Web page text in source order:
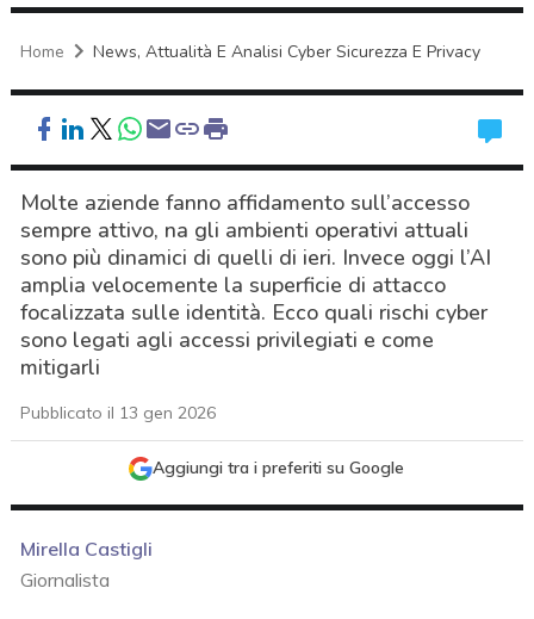
Home News, Attualità E Analisi Cyber Sicurezza E Privacy
Molte aziende fanno affidamento sull’accesso
sempre attivo, na gli ambienti operativi attuali
sono più dinamici di quelli di ieri. Invece oggi l’AI
amplia velocemente la superficie di attacco
focalizzata sulle identità. Ecco quali rischi cyber
sono legati agli accessi privilegiati e come
mitigarli
Pubblicato il 13 gen 2026
Aggiungi tra i preferiti su Google
Mirella Castigli
Giornalista